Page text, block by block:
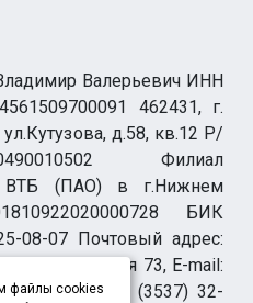
Валерьевич ИНН
462431, г.
д.58, кв.12 Р/
Филиал
ВТБ (ПАО) в г.Нижнем
БИК
08-07 Почтовый адрес:
г. Орск-19 а/я 73, E-mail:
МОДЕРАЦИИ (3537) 32-
файлы cookies